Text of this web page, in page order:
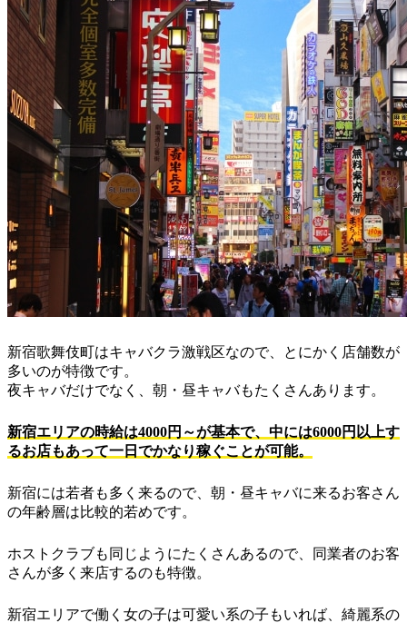
新宿歌舞伎町はキャバクラ激戦区なので、とにかく店舗数が
多いのが特徴です。
夜キャバだけでなく、朝・昼キャバもたくさんあります。
新宿エリアの時給は4000円～が基本で、中には6000円以上す
るお店もあって一日でかなり稼ぐことが可能。
新宿には若者も多く来るので、朝・昼キャバに来るお客さん
の年齢層は比較的若めです。
ホストクラブも同じようにたくさんあるので、同業者のお客
さんが多く来店するのも特徴。
新宿エリアで働く女の子は可愛い系の子もいれば、綺麗系の